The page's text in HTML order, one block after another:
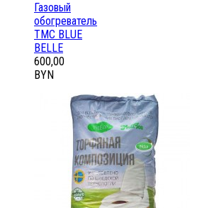
Газовый
обогреватель
ТМС BLUE
BELLE
600,00
BYN